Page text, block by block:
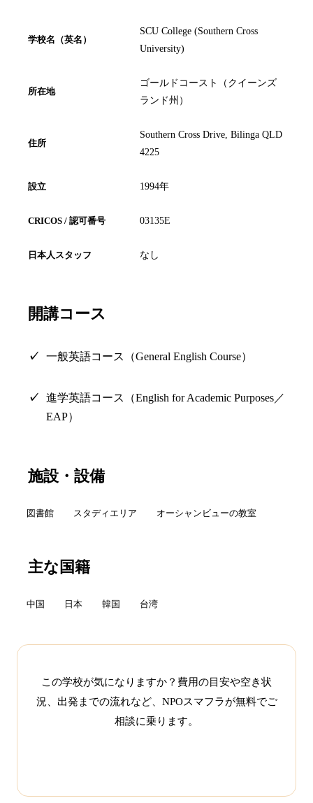
学校名（英名）
SCU College (Southern Cross
University)
所在地
ゴールドコースト（クイーンズ
ランド州）
住所
Southern Cross Drive, Bilinga QLD
4225
設立 1994年
CRICOS / 認可番号 03135E
日本人スタッフ なし
開講コース
一般英語コース（General English Course）
進学英語コース（English for Academic Purposes／
EAP）
施設・設備
図書館 スタディエリア オーシャンビューの教室
主な国籍
中国 日本 韓国 台湾
この学校が気になりますか？費用の目安や空き状
況、出発までの流れなど、NPOスマフラが無料でご
相談に乗ります。